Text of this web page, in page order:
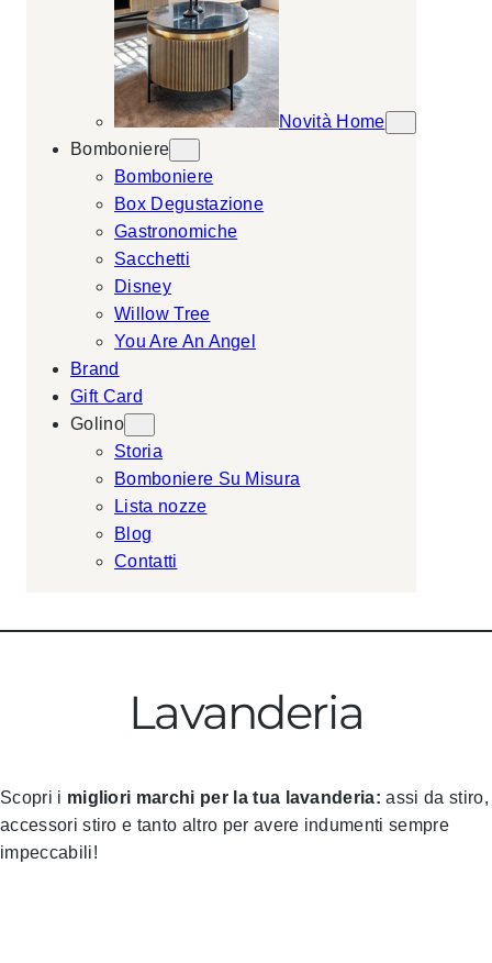
Novità Home
Bomboniere
Bomboniere
Box Degustazione
Gastronomiche
Sacchetti
Disney
Willow Tree
You Are An Angel
Brand
Gift Card
Golino
Storia
Bomboniere Su Misura
Lista nozze
Blog
Contatti
Lavanderia
Scopri i migliori marchi per la tua lavanderia: assi da stiro,
accessori stiro e tanto altro per avere indumenti sempre
impeccabili!